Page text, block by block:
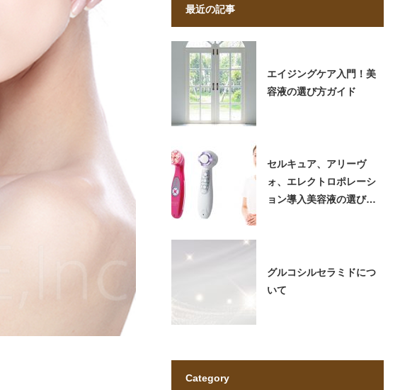
最近の記事
エイジングケア入門！美
容液の選び方ガイド
セルキュア、アリーヴ
ォ、エレクトロポレーシ
ョン導入美容液の選び方
グルコシルセラミドにつ
いて
Category